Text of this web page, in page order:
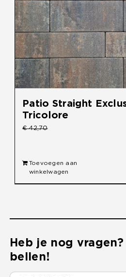
Patio Straight
Tricolore
€42,70
€ 42,70.
Toevoegen aan
winkelwagen
Heb je nog
bellen!